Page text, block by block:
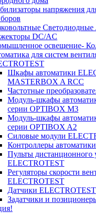
напряжения
DC/AC
освещение-
для систем
Шкафы автоматики
MASTERBOX A RCC
Частотные
Модуль-шкафы
серии OPTIBOX M3
Модуль-шкафы
серии OPTIBOX A2
Силовые модули
Контроллеры
Пульты дистанционного
ELECTROTEST
Регуляторы скорости
ELECTROTEST
Датчики ELECTROTEST
Задатчики и